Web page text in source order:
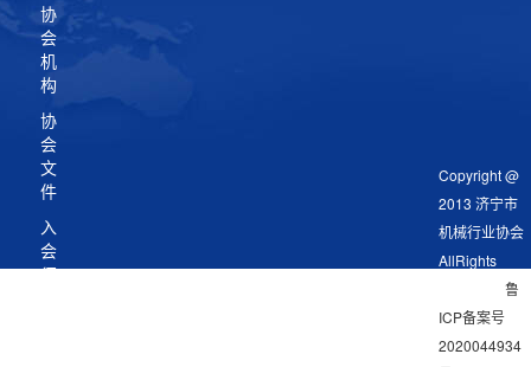
协
会
机
构
协
会
文
件
入
会
须
Copyright @
2013 济宁市
机械行业协会
AllRights
鲁
ICP备案号
2020044934